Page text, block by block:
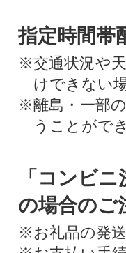
指定時間帯
※交通状況や
けできない
※離島・一部
うことがで
「コンビ
の場合のご
※お礼品の発